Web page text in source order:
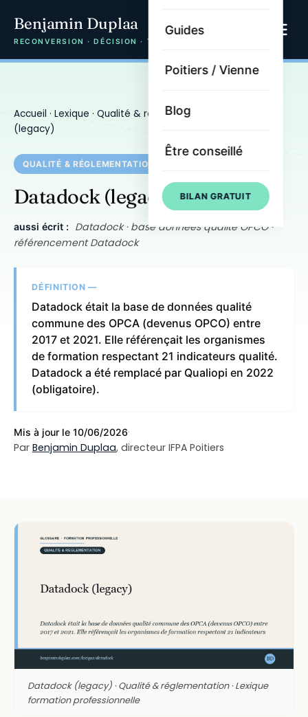
Benjamin Duplaa
RECONVERSION · DÉCISION · TRAJECTOIRE
Guides
Poitiers / Vienne
Blog
Être conseillé
BILAN GRATUIT
Accueil · Lexique · Qualité & réglementation
(legacy)
QUALITÉ & RÉGLEMENTATION
Datadock (legacy)
aussi écrit :
Datadock · base données qualité OPCO ·
référencement Datadock
DÉFINITION —
Datadock était la base de données qualité
commune des OPCA (devenus OPCO) entre
2017 et 2021. Elle référençait les organismes
de formation respectant 21 indicateurs qualité.
Datadock a été remplacé par Qualiopi en 2022
(obligatoire).
Mis à jour le 10/06/2026·
Par Benjamin Duplaa, directeur IFPA Poitiers
Datadock (legacy) · Qualité & réglementation · Lexique
formation professionnelle